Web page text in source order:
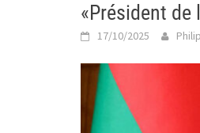
«Président de
17/10/2025